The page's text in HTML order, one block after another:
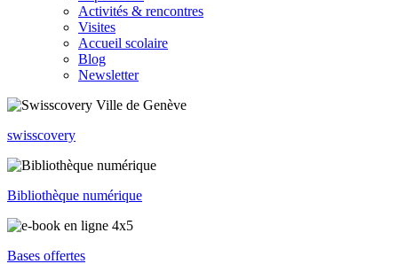
Activités & rencontres
Visites
Accueil scolaire
Blog
Newsletter
swisscovery
Bibliothèque numérique
Bases offertes